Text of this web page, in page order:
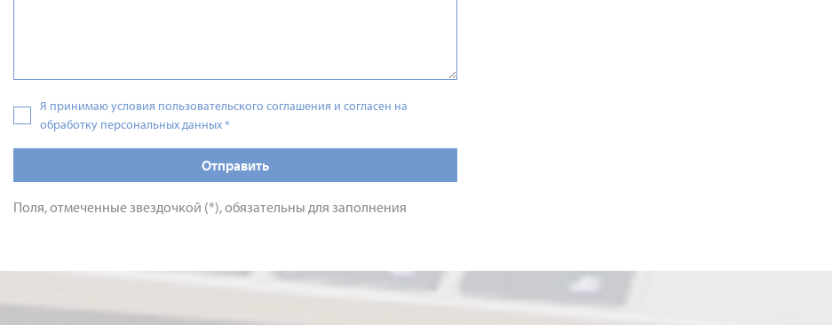
Я принимаю условия пользовательского соглашения и согласен на
обработку персональных данных*
Отправить
Поля, отмеченные звездочкой (*), обязательны для заполнения